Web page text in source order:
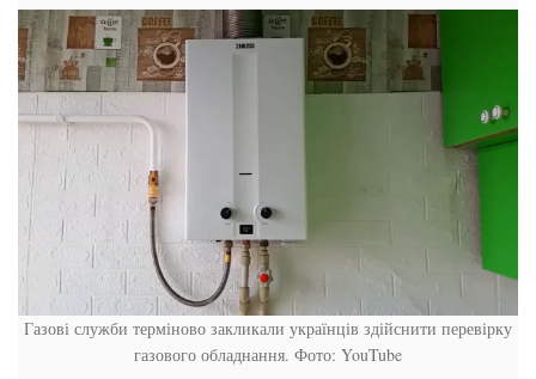
Газові служби терміново закликали українців здійснити перевірку
газового обладнання. Фото: YouTube